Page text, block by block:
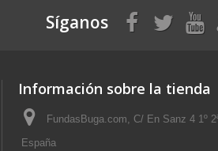
Síganos
Información sobre la tienda
FundasBuga.com, C/ En Sanz 4 1º
España